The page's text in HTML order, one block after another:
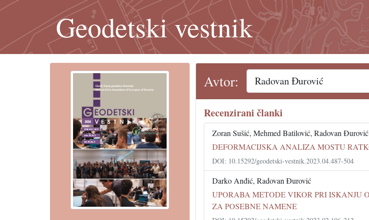
Geodetski vestnik
Avtor:
Recenzirani članki
Zoran Sušić, Mehmed Batilović, Radovan
DEFORMACIJSKA ANALIZA MOSTU
DOI: 10.15292/geodetski-vestnik.2023.04.487-504
Darko Anđić, Radovan Đurović
UPORABA METODE VIKOR PRI ISKANJU
ZA POSEBNE NAMENE